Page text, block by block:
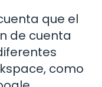
que el
de cuenta
como